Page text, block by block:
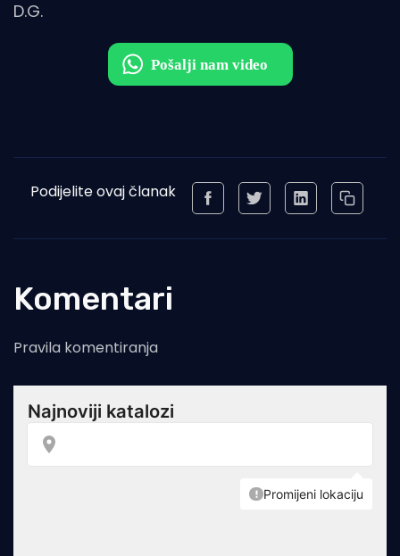
D.G.
Podijelite ovaj članak
Komentari
Pravila komentiranja